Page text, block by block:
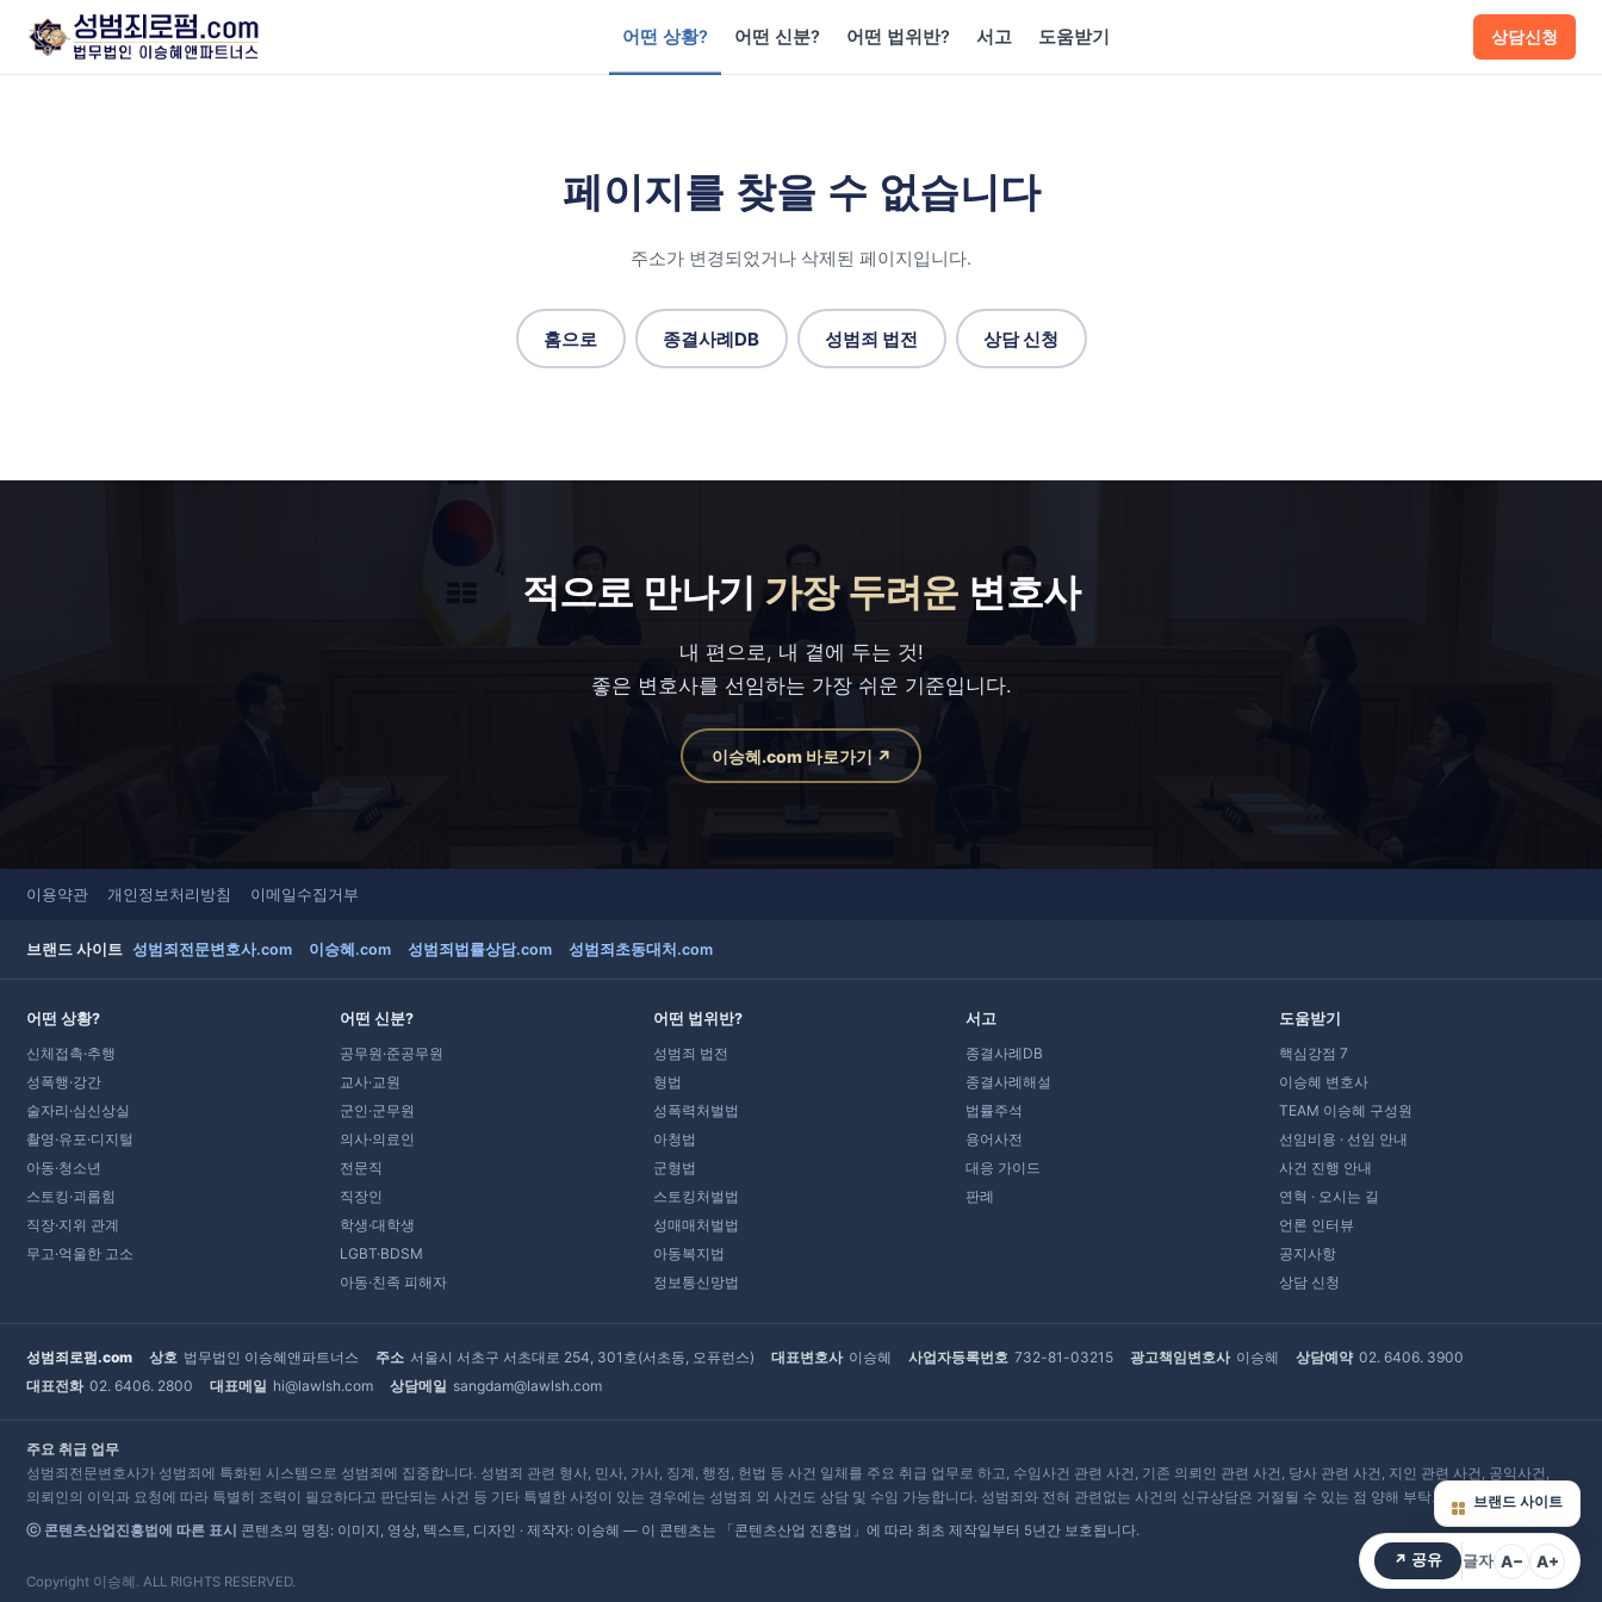
어떤 상황? 어떤 신분? 어떤 법위반? 서고 도움받기 상담신청
페이지를 찾을 수 없습니다
주소가 변경되었거나 삭제된 페이지입니다.
홈으로 종결사례DB 성범죄 법전 상담 신청
적으로 만나기 가장 두려운 변호사
내 편으로, 내 곁에 두는 것!
좋은 변호사를 선임하는 가장 쉬운 기준입니다.
이승혜.com 바로가기 ↗
이용약관 개인정보처리방침 이메일수집거부
브랜드 사이트 성범죄전문변호사.com 이승혜.com 성범죄법률상담.com 성범죄초동대처.com
어떤 상황?
신체접촉·추행
성폭행·강간
술자리·심신상실
촬영·유포·디지털
아동·청소년
스토킹·괴롭힘
직장·지위 관계
무고·억울한 고소
어떤 신분?
공무원·준공무원
교사·교원
군인·군무원
의사·의료인
전문직
직장인
학생·대학생
LGBT·BDSM
아동·친족 피해자
어떤 법위반?
성범죄 법전
형법
성폭력처벌법
아청법
군형법
스토킹처벌법
성매매처벌법
아동복지법
정보통신망법
서고
종결사례DB
종결사례해설
법률주석
용어사전
대응 가이드
판례
도움받기
핵심강점 7
이승혜 변호사
TEAM 이승혜 구성원
선임비용 · 선임 안내
사건 진행 안내
연혁 · 오시는 길
언론 인터뷰
공지사항
상담 신청
성범죄로펌.com 상호 법무법인 이승혜앤파트너스 주소 서울시 서초구 서초대로 254, 301호(서초동, 오퓨런스) 대표변호사 이승혜 사업자등록번호 732-81-03215 광고책임변호사 이승혜 상담예약 02. 6406. 3900
대표전화 02. 6406. 2800 대표메일 hi@lawlsh.com 상담메일 sangdam@lawlsh.com
주요 취급 업무
성범죄전문변호사가 성범죄에 특화된 시스템으로 성범죄에 집중합니다. 성범죄 관련 형사, 민사, 가사, 징계, 행정, 헌법 등 사건 일체를 주요 취급 업무로 하고, 수임사건 관련 사건, 기존 의뢰인 관련 사건, 당사 관련 사건, 지인 관련 사건, 공익사건,
의뢰인의 이익과 요청에 따라 특별히 조력이 필요하다고 판단되는 사건 등 기타 특별한 사정이 있는 경우에는 성범죄 외 사건도 상담 및 수임 가능합니다. 성범죄와 전혀 관련없는 사건의 신규상담은 거절될 수 있는 점 양해 부탁드립니다.
ⓒ 콘텐츠산업진흥법에 따른 표시 콘텐츠의 명칭: 이미지, 영상, 텍스트, 디자인 · 제작자: 이승혜 — 이 콘텐츠는 「콘텐츠산업 진흥법」에 따라 최초 제작일부터 5년간 보호됩니다.
Copyright 이승혜. ALL RIGHTS RESERVED.
브랜드 사이트
↗ 공유 글자 A− A+